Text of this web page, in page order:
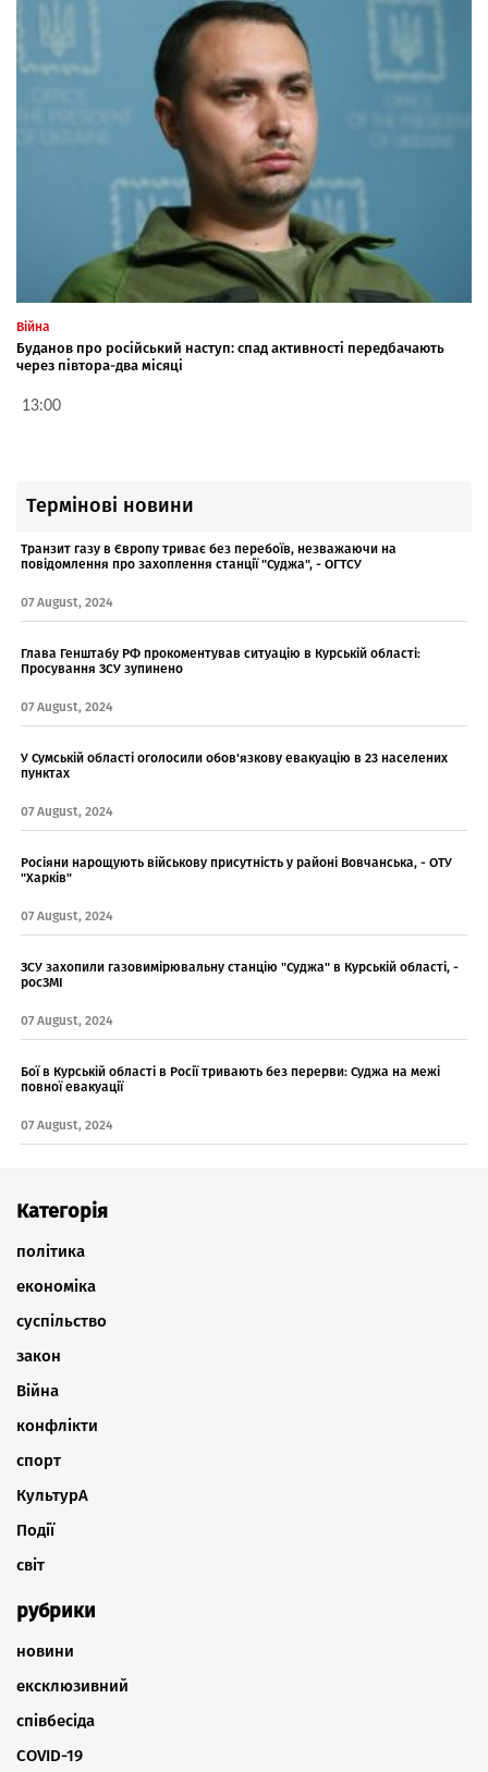
Війна
Буданов про російський наступ: спад активності передбачають
через півтора-два місяці
13:00
Термінові новини
Транзит газу в Європу триває без перебоїв, незважаючи на
повідомлення про захоплення станції "Суджа", - ОГТСУ
07 August, 2024
Глава Генштабу РФ прокоментував ситуацію в Курській області:
Просування ЗСУ зупинено
07 August, 2024
У Сумській області оголосили обов'язкову евакуацію в 23 населених
пунктах
07 August, 2024
Росіяни нарощують військову присутність у районі Вовчанська, - ОТУ
"Харків"
07 August, 2024
ЗСУ захопили газовимірювальну станцію "Суджа" в Курській області, -
росЗМІ
07 August, 2024
Бої в Курській області в Росії тривають без перерви: Суджа на межі
повної евакуації
07 August, 2024
Категорія
політика
економіка
суспільство
закон
Війна
конфлікти
спорт
КультурА
Події
світ
рубрики
новини
ексклюзивний
співбесіда
COVID-19